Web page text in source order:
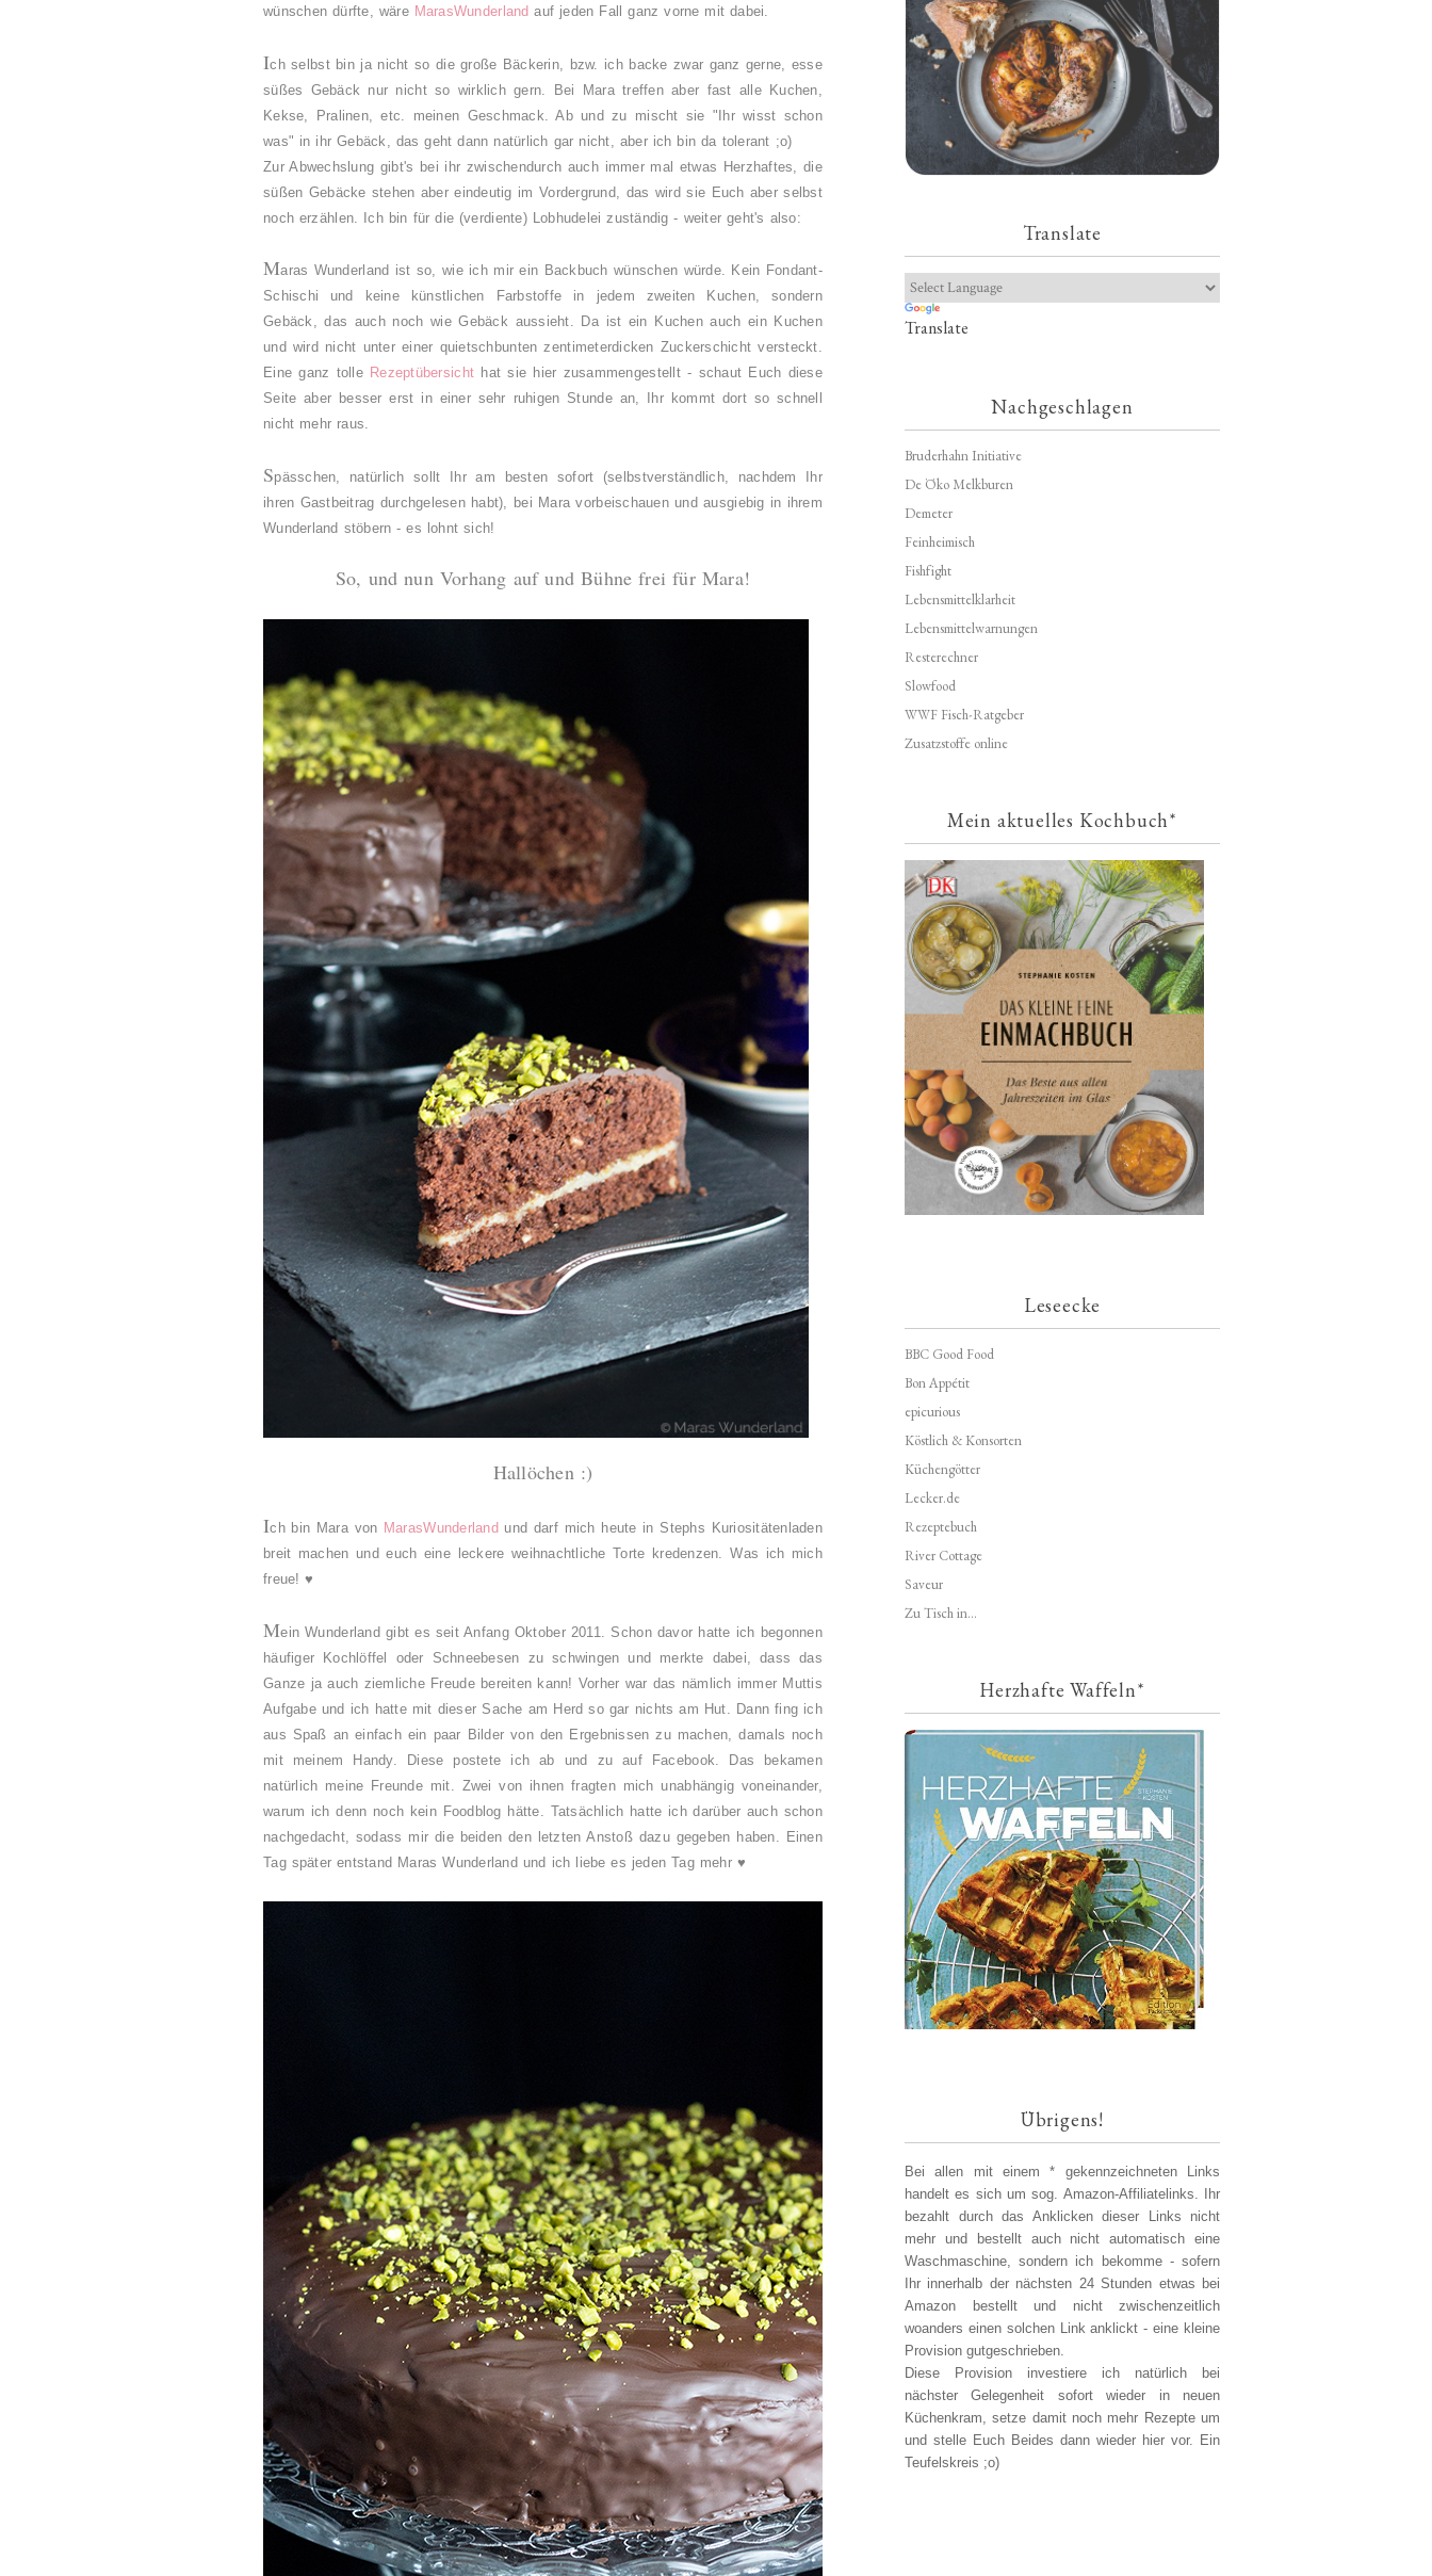
wünschen dürfte, wäre MarasWunderland auf jeden Fall ganz vorne mit dabei.
Ich selbst bin ja nicht so die große Bäckerin, bzw. ich backe zwar ganz gerne, esse
süßes Gebäck nur nicht so wirklich gern. Bei Mara treffen aber fast alle Kuchen,
Kekse, Pralinen, etc. meinen Geschmack. Ab und zu mischt sie "Ihr wisst schon
was" in ihr Gebäck, das geht dann natürlich gar nicht, aber ich bin da tolerant ;o)
Zur Abwechslung gibt's bei ihr zwischendurch auch immer mal etwas Herzhaftes, die
süßen Gebäcke stehen aber eindeutig im Vordergrund, das wird sie Euch aber selbst
noch erzählen. Ich bin für die (verdiente) Lobhudelei zuständig - weiter geht's also:
Maras Wunderland ist so, wie ich mir ein Backbuch wünschen würde. Kein Fondant-
Schischi und keine künstlichen Farbstoffe in jedem zweiten Kuchen, sondern
Gebäck, das auch noch wie Gebäck aussieht. Da ist ein Kuchen auch ein Kuchen
und wird nicht unter einer quietschbunten zentimeterdicken Zuckerschicht versteckt.
Eine ganz tolle Rezeptübersicht hat sie hier zusammengestellt - schaut Euch diese
Seite aber besser erst in einer sehr ruhigen Stunde an, Ihr kommt dort so schnell
nicht mehr raus.
Spässchen, natürlich sollt Ihr am besten sofort (selbstverständlich, nachdem Ihr
ihren Gastbeitrag durchgelesen habt), bei Mara vorbeischauen und ausgiebig in ihrem
Wunderland stöbern - es lohnt sich!
So, und nun Vorhang auf und Bühne frei für Mara!
Hallöchen :)
Ich bin Mara von MarasWunderlandund darf mich heute in Stephs Kuriositätenladen
breit machen und euch eine leckere weihnachtliche Torte kredenzen. Was ich mich
freue! ♥
Mein Wunderland gibt es seit Anfang Oktober 2011. Schon davor hatte ich begonnen
häufiger Kochlöffel oder Schneebesen zu schwingen und merkte dabei, dass das
Ganze ja auch ziemliche Freude bereiten kann! Vorher war das nämlich immer Muttis
Aufgabe und ich hatte mit dieser Sache am Herd so gar nichts am Hut. Dann fing ich
aus Spaß an einfach ein paar Bilder von den Ergebnissen zu machen, damals noch
mit meinem Handy. Diese postete ich ab und zu auf Facebook. Das bekamen
natürlich meine Freunde mit. Zwei von ihnen fragten mich unabhängig voneinander,
warum ich denn noch kein Foodblog hätte. Tatsächlich hatte ich darüber auch schon
nachgedacht, sodass mir die beiden den letzten Anstoß dazu gegeben haben. Einen
Tag später entstand Maras Wunderland und ich liebe es jeden Tag mehr ♥
Translate
Translate
Nachgeschlagen
Bruderhahn Initiative
De Öko Melkburen
Demeter
Feinheimisch
Fishfight
Lebensmittelklarheit
Lebensmittelwarnungen
Resterechner
Slowfood
WWF Fisch-Ratgeber
Zusatzstoffe online
Mein aktuelles Kochbuch*
Leseecke
BBC Good Food
Bon Appétit
epicurious
Köstlich & Konsorten
Küchengötter
Lecker.de
Rezeptebuch
River Cottage
Saveur
Zu Tisch in...
Herzhafte Waffeln*
Übrigens!
Bei allen mit einem * gekennzeichneten Links
handelt es sich um sog. Amazon-Affiliatelinks. Ihr
bezahlt durch das Anklicken dieser Links nicht
mehr und bestellt auch nicht automatisch eine
Waschmaschine, sondern ich bekomme - sofern
Ihr innerhalb der nächsten 24 Stunden etwas bei
Amazon bestellt und nicht zwischenzeitlich
woanders einen solchen Link anklickt - eine kleine
Provision gutgeschrieben.
Diese Provision investiere ich natürlich bei
nächster Gelegenheit sofort wieder in neuen
Küchenkram, setze damit noch mehr Rezepte um
und stelle Euch Beides dann wieder hier vor. Ein
Teufelskreis ;o)